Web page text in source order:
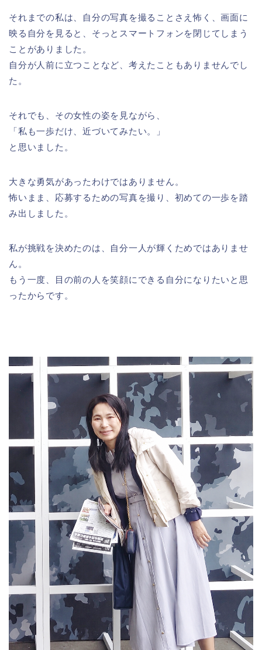
それまでの私は、自分の写真を撮ることさえ怖く、画面に
映る自分を見ると、そっとスマートフォンを閉じてしまう
ことがありました。
自分が人前に立つことなど、考えたこともありませんでし
た。
それでも、その女性の姿を見ながら、
「私も一歩だけ、近づいてみたい。」
と思いました。
大きな勇気があったわけではありません。
怖いまま、応募するための写真を撮り、初めての一歩を踏
み出しました。
私が挑戦を決めたのは、自分一人が輝くためではありませ
ん。
もう一度、目の前の人を笑顔にできる自分になりたいと思
ったからです。